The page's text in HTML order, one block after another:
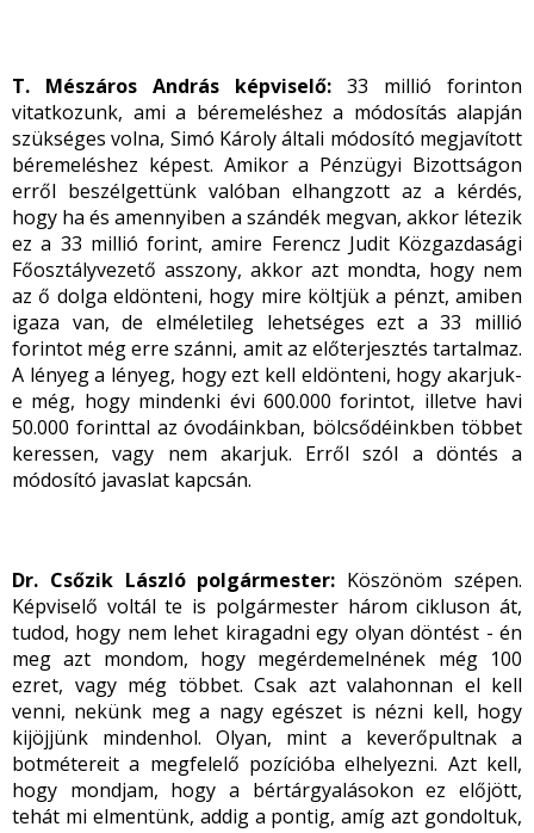
T. Mészáros András képviselő: 33 millió forinton
vitatkozunk, ami a béremeléshez a módosítás alapján
szükséges volna, Simó Károly általi módosító megjavított
béremeléshez képest. Amikor a Pénzügyi Bizottságon
erről beszélgettünk valóban elhangzott az a kérdés,
hogy ha és amennyiben a szándék megvan, akkor létezik
ez a 33 millió forint, amire Ferencz Judit Közgazdasági
Főosztályvezető asszony, akkor azt mondta, hogy nem
az ő dolga eldönteni, hogy mire költjük a pénzt, amiben
igaza van, de elméletileg lehetséges ezt a 33 millió
forintot még erre szánni, amit az előterjesztés tartalmaz.
A lényeg a lényeg, hogy ezt kell eldönteni, hogy akarjuk-
e még, hogy mindenki évi 600.000 forintot, illetve havi
50.000 forinttal az óvodáinkban, bölcsődéinkben többet
keressen, vagy nem akarjuk. Erről szól a döntés a
módosító javaslat kapcsán.
Dr. Csőzik László polgármester: Köszönöm szépen.
Képviselő voltál te is polgármester három cikluson át,
tudod, hogy nem lehet kiragadni egy olyan döntést - én
meg azt mondom, hogy megérdemelnének még 100
ezret, vagy még többet. Csak azt valahonnan el kell
venni, nekünk meg a nagy egészet is nézni kell, hogy
kijöjjünk mindenhol. Olyan, mint a keverőpultnak a
botmétereit a megfelelő pozícióba elhelyezni. Azt kell,
hogy mondjam, hogy a bértárgyalásokon ez előjött,
tehát mi elmentünk, addig a pontig, amíg azt gondoltuk,